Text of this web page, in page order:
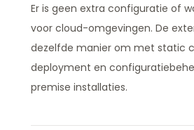
Er is geen extra configuratie of
voor cloud-omgevingen. De
dezelfde manier om met static
deployment en
premise installaties.